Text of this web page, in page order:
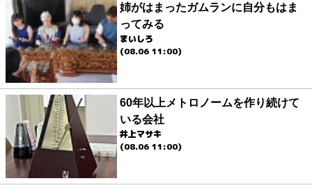
姉がはまったガムランに自分もはま
ってみる
まいしろ
(08.06 11:00)
60年以上メトロノームを作り続けて
いる会社
井上マサキ
(08.06 11:00)